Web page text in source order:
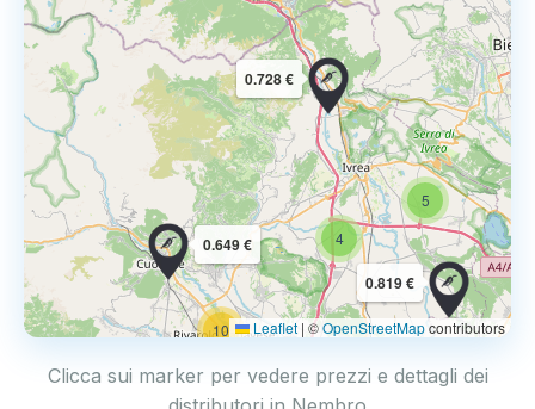
10
4
5
0.819 €
0.649 €
0.728 €
Leaflet | ©OpenStreetMapcontributors
Clicca sui marker per vedere prezzi e dettagli dei